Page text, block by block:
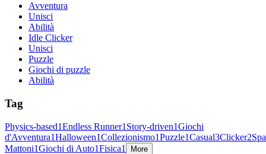
Avventura
Unisci
Abilità
Idle Clicker
Unisci
Puzzle
Giochi di puzzle
Abilità
Tag
Physics-based1Endless Runner1 Story-driven1Giochi
d'Avventura1Halloween1Collezionismo1Puzzle1Casual3Clicker2
Mattoni1Giochi di Auto1Fisica1 More